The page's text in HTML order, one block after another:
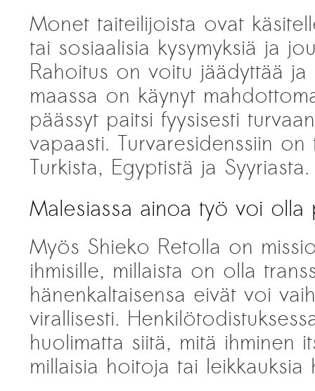
Monet taiteilijoista ovat
tai sosiaalisia kysymyksiä ja
Rahoitus on voitu jäädyttää
maassa on käynyt
päässyt paitsi fyysisesti
vapaasti. Turvaresidenssiin
Turkista, Egyptistä ja Syyriasta.
Malesiassa ainoa työ voi olla
Myös Shieko Retolla on
ihmisille, millaista on olla
hänenkaltaisensa eivät voi
virallisesti.
huolimatta siitä, mitä ihminen
millaisia hoitoja tai